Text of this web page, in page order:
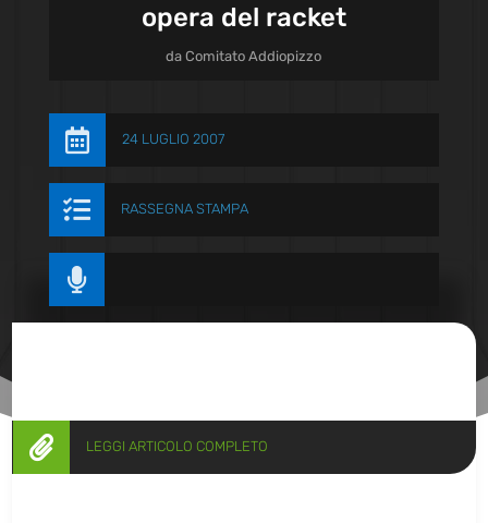
opera del racket
daComitato Addiopizzo
 24 LUGLIO 2007
 RASSEGNA STAMPA

 LEGGI ARTICOLO COMPLETO